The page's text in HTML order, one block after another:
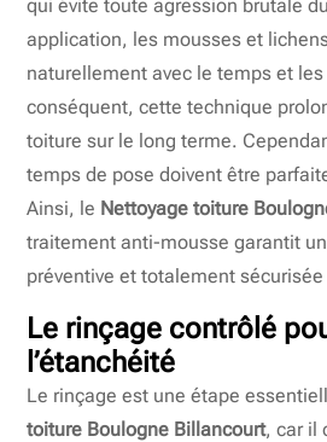
qui évite toute agression brutale
application, les mousses et
naturellement avec le temps et
conséquent, cette technique
toiture sur le long terme.
temps de pose doivent être
Ainsi, le Nettoyage toiture
traitement anti-mousse garantit
préventive et totalement
Le rinçage contrôlé
l’étanchéité
Le rinçage est une étape
toiture Boulogne Billancourt, car il